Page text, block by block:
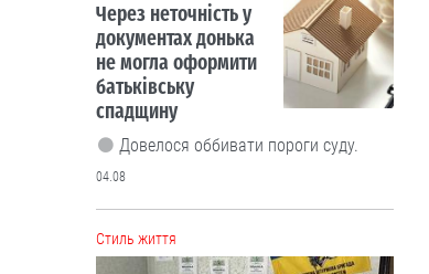
Через неточність у
документах донька
не могла оформити
батьківську
спадщину
Довелося оббивати пороги суду.
04.08
Cтиль життя